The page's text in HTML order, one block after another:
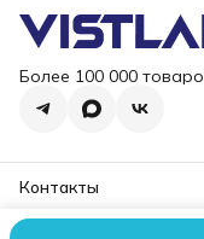
Более 100 000
Контакты
Режим работы